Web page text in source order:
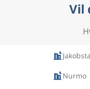
Vil
Nurmo